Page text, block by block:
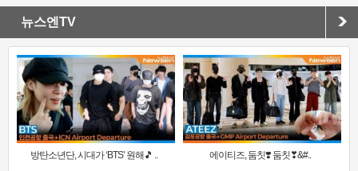
뉴스엔TV
방탄소년단, 시대가 ‘BTS’ 원해🎵 .. 에이티즈, 둠칫❣️ 둠칫❣&#..